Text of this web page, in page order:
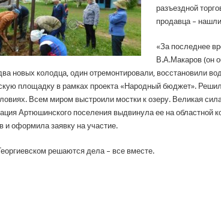
разъездной
продавца –
«За последнее
В.А.Макаров (он
новых колодца, один отремонтировали, восстановили
площадку в рамках проекта «Народный бюджет».
Всем миром выстроили мостки к озеру. Великая
Артюшинского поселения выдвинула ее на областной
и оформила заявку на участие.
решаются дела – все вместе.